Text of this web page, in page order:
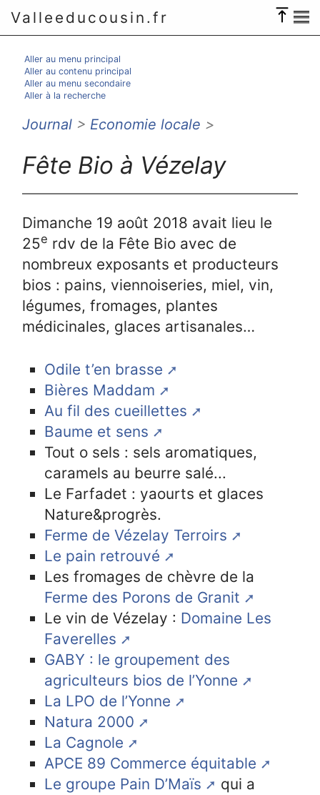
Valleeducousin.fr
Aller au menu principal
Aller au contenu principal
Aller au menu secondaire
Aller à la recherche
Journal > Economie locale >
Fête Bio à Vézelay
Dimanche 19 août 2018 avait lieu le
25e rdv de la Fête Bio avec de
nombreux exposants et producteurs
bios : pains, viennoiseries, miel, vin,
légumes, fromages, plantes
médicinales, glaces artisanales…
Odile t’en brasse
Bières Maddam
Au fil des cueillettes
Baume et sens
Tout o sels : sels aromatiques,
caramels au beurre salé...
Le Farfadet : yaourts et glaces
Nature&progrès.
Ferme de Vézelay Terroirs
Le pain retrouvé
Les fromages de chèvre de la
Ferme des Porons de Granit
Le vin de Vézelay : Domaine Les
Faverelles
GABY : le groupement des
agriculteurs bios de l’Yonne
La LPO de l’Yonne
Natura 2000
La Cagnole
APCE 89 Commerce équitable
Le groupe Pain D’Maïs
qui a